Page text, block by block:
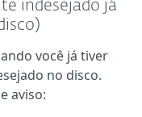
indesejado já
você já tiver
no disco.
aviso: